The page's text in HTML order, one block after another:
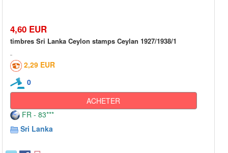
4,60 EUR
timbres Sri Lanka Ceylon stamps Ceylan 1927/1938/1
2,29 EUR
0
ACHETER
FR - 83***
Sri Lanka